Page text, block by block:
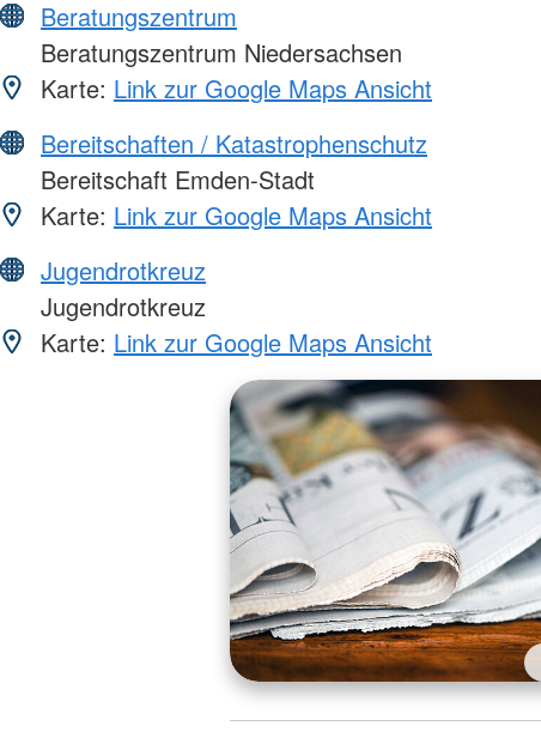
Beratungszentrum
Beratungszentrum Niedersachsen
Karte: Link zur Google Maps Ansicht
Bereitschaften / Katastrophenschutz
Bereitschaft Emden-Stadt
Karte: Link zur Google Maps Ansicht
Jugendrotkreuz
Jugendrotkreuz
Karte: Link zur Google Maps Ansicht